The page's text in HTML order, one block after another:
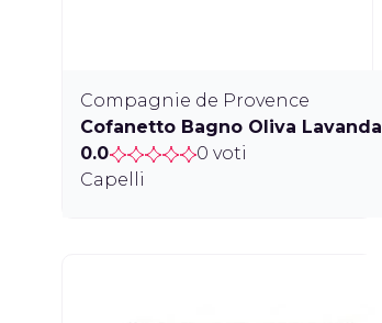
Compagnie de Provence
Cofanetto Bagno Oliva Lavanda
0.0
0 voti
Capelli